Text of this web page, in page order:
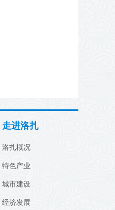
走进洛扎
洛扎概况
特色产业
城市建设
经济发展